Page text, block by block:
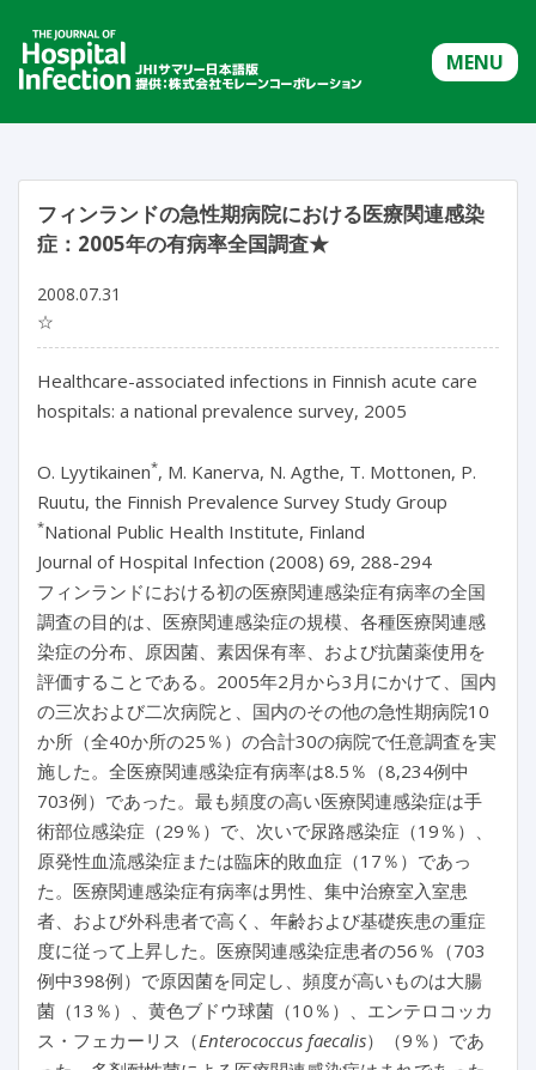
MENU
フィンランドの急性期病院における医療関連感染
症：2005年の有病率全国調査★
2008.07.31
☆
Healthcare-associated infections in Finnish acute care
hospitals: a national prevalence survey, 2005
O. Lyytikainen*, M. Kanerva, N. Agthe, T. Mottonen, P.
Ruutu, the Finnish Prevalence Survey Study Group
*National Public Health Institute, Finland
Journal of Hospital Infection (2008) 69, 288-294
フィンランドにおける初の医療関連感染症有病率の全国
調査の目的は、医療関連感染症の規模、各種医療関連感
染症の分布、原因菌、素因保有率、および抗菌薬使用を
評価することである。2005年2月から3月にかけて、国内
の三次および二次病院と、国内のその他の急性期病院10
か所（全40か所の25％）の合計30の病院で任意調査を実
施した。全医療関連感染症有病率は8.5％（8,234例中
703例）であった。最も頻度の高い医療関連感染症は手
術部位感染症（29％）で、次いで尿路感染症（19％）、
原発性血流感染症または臨床的敗血症（17％）であっ
た。医療関連感染症有病率は男性、集中治療室入室患
者、および外科患者で高く、年齢および基礎疾患の重症
度に従って上昇した。医療関連感染症患者の56％（703
例中398例）で原因菌を同定し、頻度が高いものは大腸
菌（13％）、黄色ブドウ球菌（10％）、エンテロコッカ
ス・フェカーリス（Enterococcus faecalis）（9％）であ